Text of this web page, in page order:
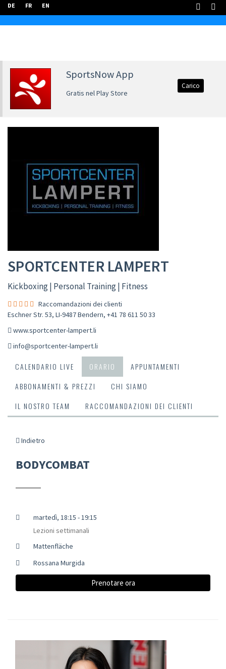
DE FR EN
SportsNow App
Gratis nel Play Store
Carico
SPORTCENTER LAMPERT
Kickboxing | Personal Training | Fitness
Raccomandazioni dei clienti
Eschner Str. 53, LI-9487 Bendern, +41 78 611 50 33
www.sportcenter-lampert.li
info@sportcenter-lampert.li
CALENDARIO LIVE ORARIO
APPUNTAMENTI
ABBONAMENTI & PREZZI
CHI SIAMO
IL NOSTRO TEAM
RACCOMANDAZIONI DEI CLIENTI
Indietro
BODYCOMBAT
martedì, 18:15 - 19:15
Lezioni settimanali
Mattenfläche
Rossana Murgida
Prenotare ora